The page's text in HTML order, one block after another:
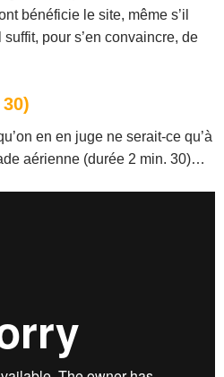
bénéficie le site, même s’il
pour s’en convaincre, de
en en juge ne serait-ce qu’à
aérienne (durée 2 min. 30)…